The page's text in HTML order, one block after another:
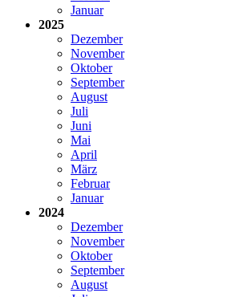
Januar
2025
Dezember
November
Oktober
September
August
Juli
Juni
Mai
April
März
Februar
Januar
2024
Dezember
November
Oktober
September
August